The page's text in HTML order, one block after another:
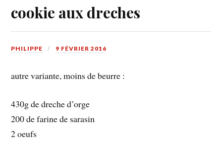
cookie aux dreches
PHILIPPE 9 FÉVRIER 2016
autre variante, moins de beurre :
430g de dreche d’orge
200 de farine de sarasin
2 oeufs